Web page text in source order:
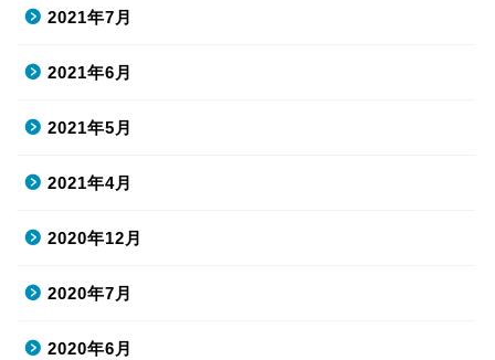
2021年7月
2021年6月
2021年5月
2021年4月
2020年12月
2020年7月
2020年6月